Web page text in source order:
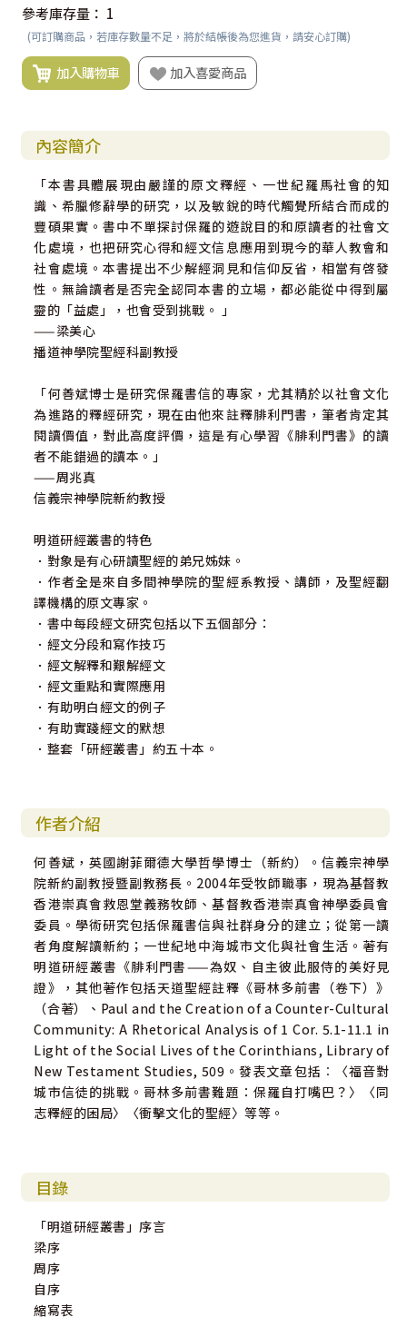
參考庫存量： 1
(可訂購商品，若庫存數量不足，將於結帳後為您進貨，請安心訂購)
加入購物車 加入喜愛商品
內容簡介
「本書具體展現由嚴謹的原文釋經、一世紀羅馬社會的知
識、希臘修辭學的研究，以及敏銳的時代觸覺所結合而成的
豐碩果實。書中不單探討保羅的遊說目的和原讀者的社會文
化處境，也把研究心得和經文信息應用到現今的華人教會和
社會處境。本書提出不少解經洞見和信仰反省，相當有啓發
性。無論讀者是否完全認同本書的立場，都必能從中得到屬
靈的「益處」，也會受到挑戰。 」
——梁美心
播道神學院聖經科副教授
「何善斌博士是研究保羅書信的專家，尤其精於以社會文化
為進路的釋經研究，現在由他來註釋腓利門書，筆者肯定其
閱讀價值，對此高度評價，這是有心學習《腓利門書》的讀
者不能錯過的讀本。」
——周兆真
信義宗神學院新約教授
明道研經叢書的特色
．對象是有心研讀聖經的弟兄姊妹。
．作者全是來自多間神學院的聖經系教授、講師，及聖經翻
譯機構的原文專家。
．書中每段經文研究包括以下五個部分：
．經文分段和寫作技巧
．經文解釋和艱解經文
．經文重點和實際應用
．有助明白經文的例子
．有助實踐經文的默想
．整套「研經叢書」約五十本。
作者介紹
何善斌，英國謝菲爾德大學哲學博士（新約）。信義宗神學
院新約副教授暨副教務長。2004年受牧師職事，現為基督教
香港崇真會救恩堂義務牧師、基督教香港崇真會神學委員會
委員。學術研究包括保羅書信與社群身分的建立；從第一讀
者角度解讀新約；一世紀地中海城市文化與社會生活。著有
明道研經叢書《腓利門書——為奴、自主彼此服侍的美好見
證》，其他著作包括天道聖經註釋《哥林多前書（卷下）》
（合著）、Paul and the Creation of a Counter-Cultural
Community: A Rhetorical Analysis of 1 Cor. 5.1-11.1 in
Light of the Social Lives of the Corinthians, Library of
New Testament Studies, 509。發表文章包括︰〈福音對
城市信徒的挑戰。哥林多前書難題：保羅自打嘴巴？〉〈同
志釋經的困局〉〈衝擊文化的聖經〉等等。
目錄
「明道研經叢書」序言
梁序
周序
自序
縮寫表